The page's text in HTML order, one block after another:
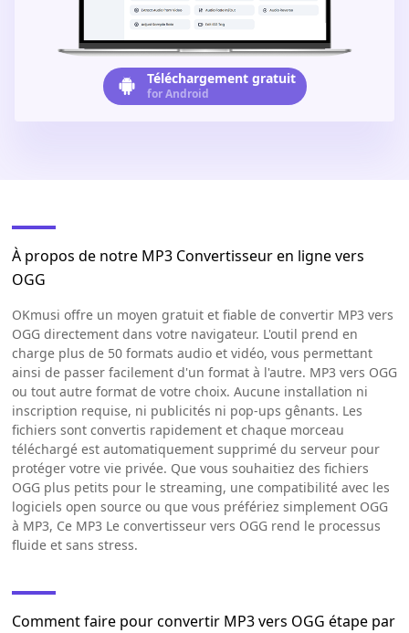
Téléchargement gratuit
for Android
À propos de notre MP3 Convertisseur en ligne vers
OGG
OKmusi offre un moyen gratuit et fiable de convertir MP3 vers
OGG directement dans votre navigateur. L'outil prend en
charge plus de 50 formats audio et vidéo, vous permettant
ainsi de passer facilement d'un format à l'autre. MP3 vers OGG
ou tout autre format de votre choix. Aucune installation ni
inscription requise, ni publicités ni pop-ups gênants. Les
fichiers sont convertis rapidement et chaque morceau
téléchargé est automatiquement supprimé du serveur pour
protéger votre vie privée. Que vous souhaitiez des fichiers
OGG plus petits pour le streaming, une compatibilité avec les
logiciels open source ou que vous préfériez simplement OGG
à MP3, Ce MP3 Le convertisseur vers OGG rend le processus
fluide et sans stress.
Comment faire pour convertir MP3 vers OGG étape par